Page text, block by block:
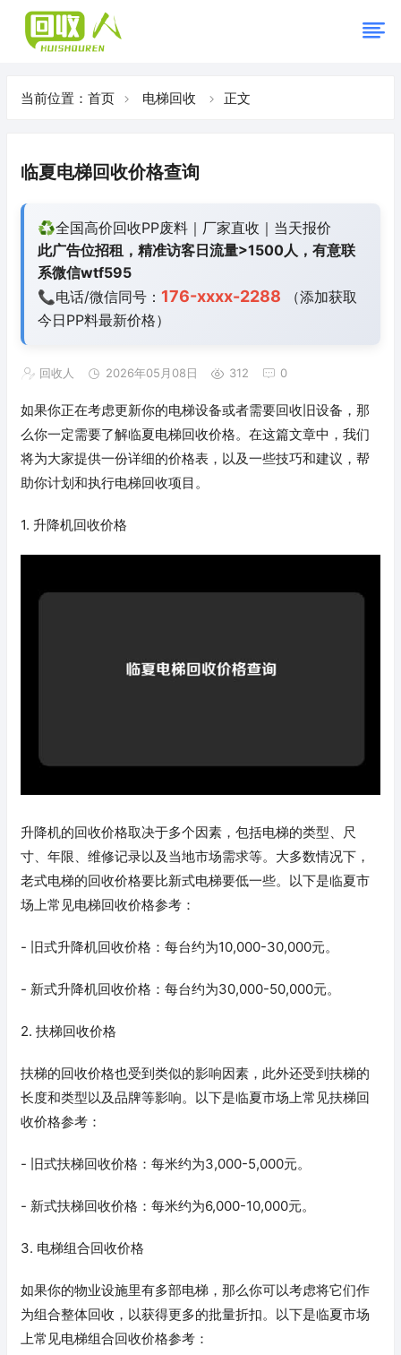
当前位置： 首页 电梯回收 正文
临夏电梯回收价格查询
♻️全国高价回收PP废料｜厂家直收｜当天报价
此广告位招租，精准访客日流量>1500人，有意联
系微信wtf595
📞电话/微信同号： 176-xxxx-2288 （添加获取
今日PP料最新价格）
回收人 2026年05月08日 312 0
如果你正在考虑更新你的电梯设备或者需要回收旧设备，那
么你一定需要了解临夏电梯回收价格。在这篇文章中，我们
将为大家提供一份详细的价格表，以及一些技巧和建议，帮
助你计划和执行电梯回收项目。
1. 升降机回收价格
升降机的回收价格取决于多个因素，包括电梯的类型、尺
寸、年限、维修记录以及当地市场需求等。大多数情况下，
老式电梯的回收价格要比新式电梯要低一些。以下是临夏市
场上常见电梯回收价格参考：
- 旧式升降机回收价格：每台约为10,000-30,000元。
- 新式升降机回收价格：每台约为30,000-50,000元。
2. 扶梯回收价格
扶梯的回收价格也受到类似的影响因素，此外还受到扶梯的
长度和类型以及品牌等影响。以下是临夏市场上常见扶梯回
收价格参考：
- 旧式扶梯回收价格：每米约为3,000-5,000元。
- 新式扶梯回收价格：每米约为6,000-10,000元。
3. 电梯组合回收价格
如果你的物业设施里有多部电梯，那么你可以考虑将它们作
为组合整体回收，以获得更多的批量折扣。以下是临夏市场
上常见电梯组合回收价格参考：